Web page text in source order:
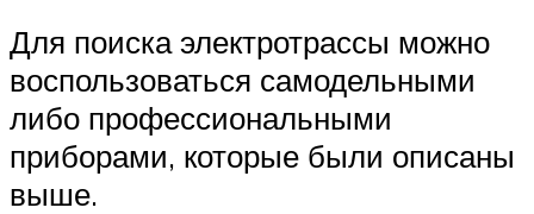
Для поиска электротрассы можно
воспользоваться самодельными
либо профессиональными
приборами, которые были описаны
выше.